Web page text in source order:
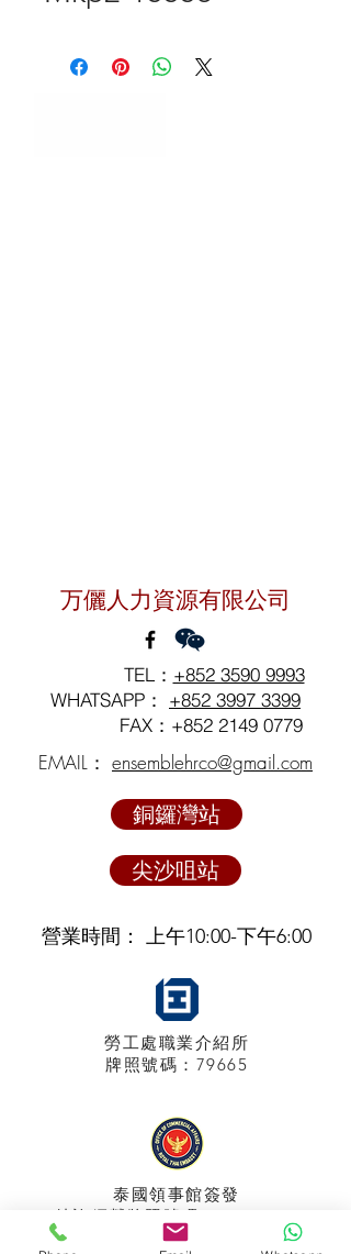
万儷人力資源有限公司
TEL： +852 3590 9993
WHATSAPP： +852 3997 3399
FAX：+852 2149 0779
EMAIL： ensemblehrco@gmail.com
銅鑼灣站
尖沙咀站
營業時間： 上午10:00-下午6:00
勞工處職業介紹所
牌照號碼：79665
泰國領事館簽發
特許經營牌照號碼：048/2025